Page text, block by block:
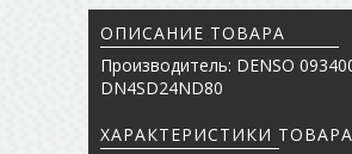
ОПИСАНИЕ ТОВАРА
Производитель: DENSO
DN4SD24ND80
ХАРАКТЕРИСТИКИ ТОВАРА